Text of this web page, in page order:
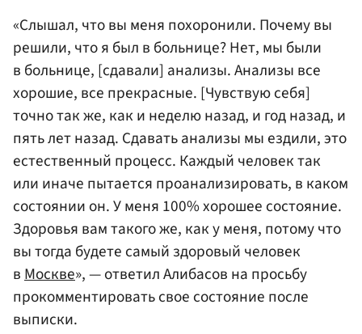
«Слышал, что вы меня похоронили. Почему вы
решили, что я был в больнице? Нет, мы были
в больнице, [сдавали] анализы. Анализы все
хорошие, все прекрасные. [Чувствую себя]
точно так же, как и неделю назад, и год назад, и
пять лет назад. Сдавать анализы мы ездили, это
естественный процесс. Каждый человек так
или иначе пытается проанализировать, в каком
состоянии он. У меня 100% хорошее состояние.
Здоровья вам такого же, как у меня, потому что
вы тогда будете самый здоровый человек
вМоскве», — ответил Алибасов на просьбу
прокомментировать свое состояние после
выписки.